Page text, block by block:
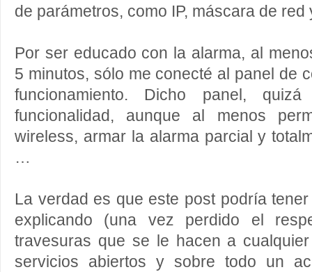
de parámetros, como IP, máscara de
Por ser educado con la alarma, al
5 minutos, sólo me conecté al panel de
funcionamiento. Dicho panel,
funcionalidad, aunque al menos
wireless, armar la alarma parcial y
…
La verdad es que este post podría
explicando (una vez perdido el
travesuras que se le hacen a
servicios abiertos y sobre todo un